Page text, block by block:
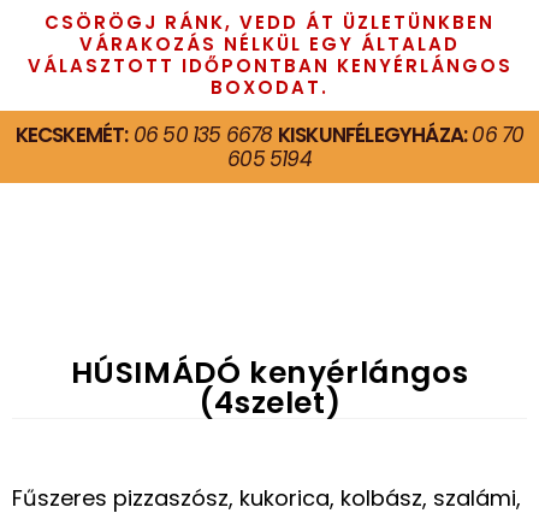
CSÖRÖGJ RÁNK, VEDD ÁT ÜZLETÜNKBEN
VÁRAKOZÁS NÉLKÜL EGY ÁLTALAD
VÁLASZTOTT IDŐPONTBAN KENYÉRLÁNGOS
BOXODAT.
KECSKEMÉT: 06 50 135 6678 KISKUNFÉLEGYHÁZA:06 70
605 5194
HÚSIMÁDÓ kenyérlángos
(4szelet)
Fűszeres pizzaszósz, kukorica, kolbász, szalámi,